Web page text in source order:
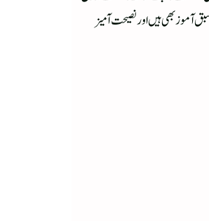
آموز بھی ہیں اور نصیحت آمیز